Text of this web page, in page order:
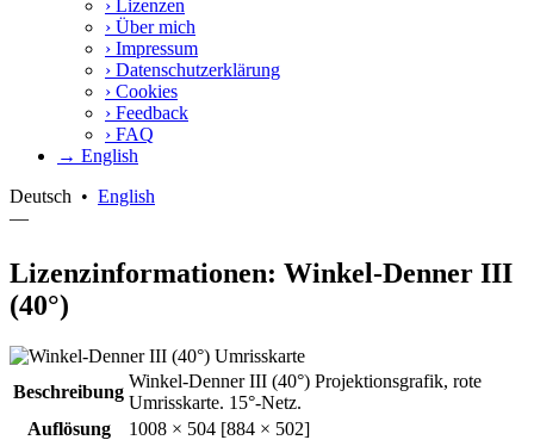
› Lizenzen
› Über mich
› Impressum
› Datenschutzerklärung
› Cookies
› Feedback
› FAQ
→ English
Deutsch • English
—
Lizenzinformationen: Winkel-Denner III
(40°)
Beschreibung
Winkel-Denner III (40°) Projektionsgrafik, rote
Umrisskarte. 15°-Netz.
Auflösung
1008 × 504 [884 × 502]